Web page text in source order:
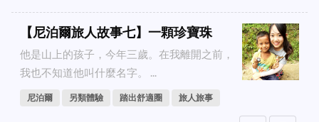
【尼泊爾旅人故事七】一顆珍寶珠
他是山上的孩子，今年三歲。在我離開之前，
我也不知道他叫什麼名字。 ...
尼泊爾 另類體驗 踏出舒適圈 旅人旅事